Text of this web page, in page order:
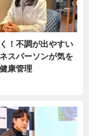
！不調が出やすい
スパーソンが気を
康管理